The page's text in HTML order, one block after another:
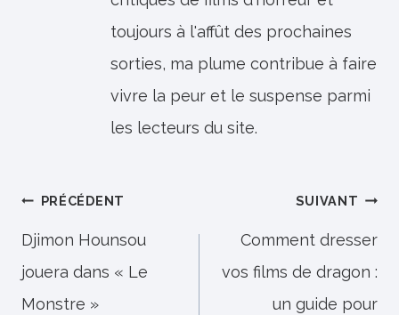
toujours à l'affût des prochaines
sorties, ma plume contribue à faire
vivre la peur et le suspense parmi
les lecteurs du site.
Navigation
de
l’article
PRÉCÉDENT
Djimon Hounsou
jouera dans « Le
Monstre »
SUIVANT
Comment dresser
vos films de dragon :
un guide pour